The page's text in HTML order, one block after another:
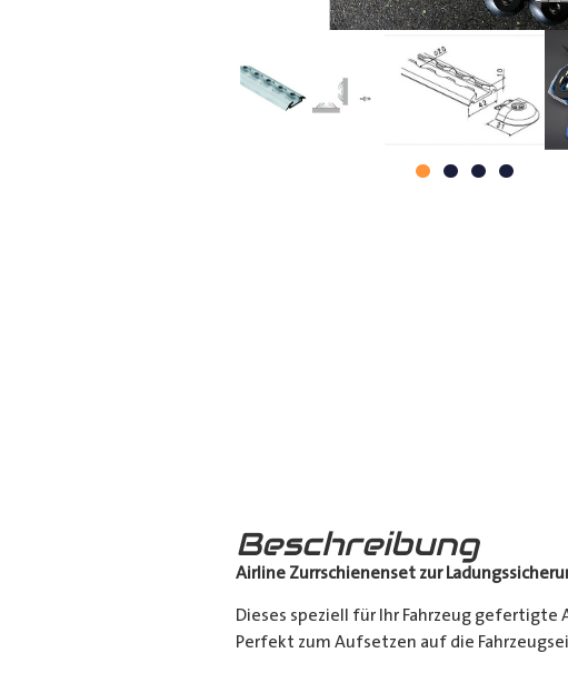
Beschreibung
Airline Zurrschienenset zur
Dieses speziell für Ihr Fahrzeug gefertigte
Perfekt zum Aufsetzen auf die